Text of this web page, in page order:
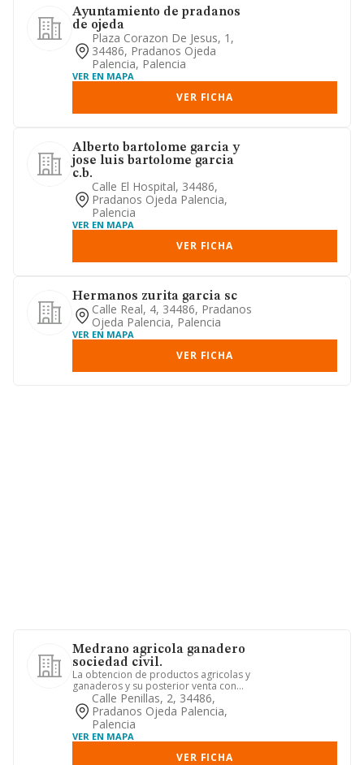
Ayuntamiento de pradanos
de ojeda
Plaza Corazon De Jesus, 1,
34486, Pradanos Ojeda
Palencia, Palencia
VER EN MAPA
VER FICHA
Alberto bartolome garcia y
jose luis bartolome garcia
c.b.
Calle El Hospital, 34486,
Pradanos Ojeda Palencia,
Palencia
VER EN MAPA
VER FICHA
Hermanos zurita garcia sc
Calle Real, 4, 34486, Pradanos
Ojeda Palencia, Palencia
VER EN MAPA
VER FICHA
Medrano agricola ganadero
sociedad civil.
La obtencion de productos agricolas y
ganaderos y su posterior venta con
animo de partir entre si l...
Calle Penillas, 2, 34486,
Pradanos Ojeda Palencia,
Palencia
VER EN MAPA
VER FICHA